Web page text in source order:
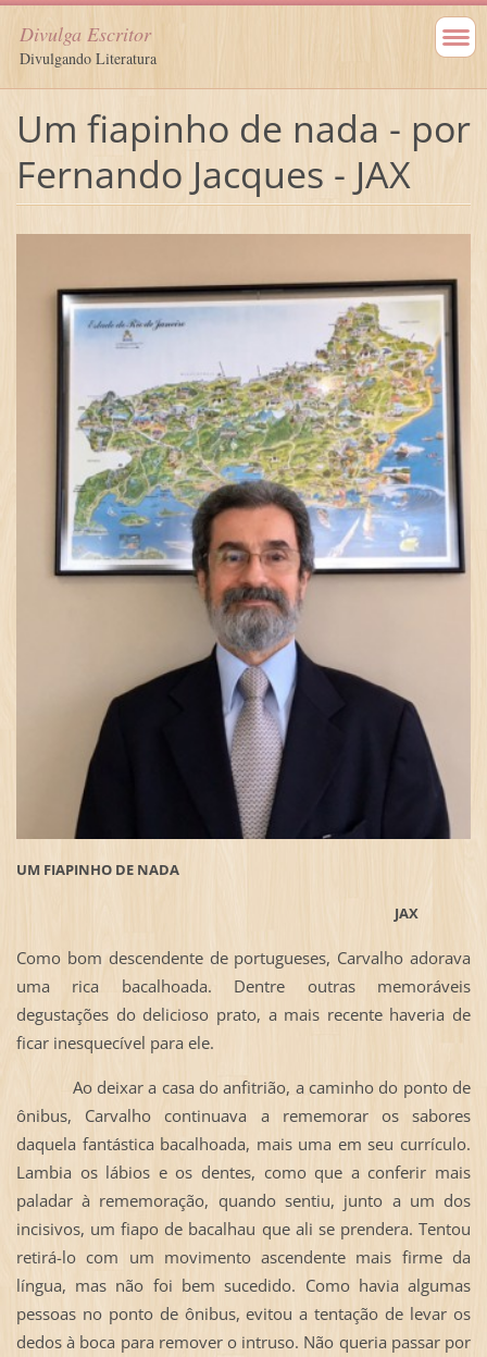
Divulga Escritor
Divulgando Literatura
Um fiapinho de nada - por
Fernando Jacques - JAX
UM FIAPINHO DE NADA
JAX
Como bom descendente de portugueses, Carvalho adorava
uma rica bacalhoada. Dentre outras memoráveis
degustações do delicioso prato, a mais recente haveria de
ficar inesquecível para ele.
Ao deixar a casa do anfitrião, a caminho do ponto de
ônibus, Carvalho continuava a rememorar os sabores
daquela fantástica bacalhoada, mais uma em seu currículo.
Lambia os lábios e os dentes, como que a conferir mais
paladar à rememoração, quando sentiu, junto a um dos
incisivos, um fiapo de bacalhau que ali se prendera. Tentou
retirá-lo com um movimento ascendente mais firme da
língua, mas não foi bem sucedido. Como havia algumas
pessoas no ponto de ônibus, evitou a tentação de levar os
dedos à boca para remover o intruso. Não queria passar por